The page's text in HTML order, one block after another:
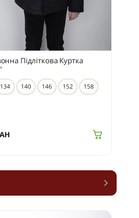
Підліткова Куртка
134 140 146 152 158